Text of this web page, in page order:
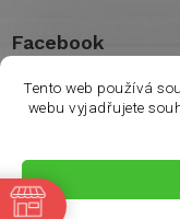
Tento web používá
webu vyjadřujete
Facebook
Copyright 2026